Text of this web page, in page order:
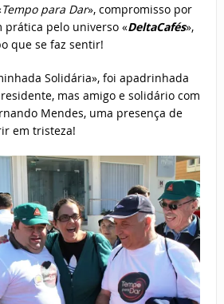
Tempo para Dar», compromisso por
prática pelo universo «DeltaCafés»,
que se faz sentir!
Solidária», foi apadrinhada
mas amigo e solidário com
Mendes, uma presença de
em tristeza!